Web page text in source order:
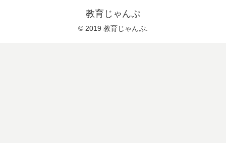
教育じゃんぷ
© 2019 教育じゃんぷ.